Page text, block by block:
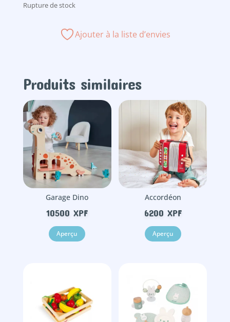
Rupture de stock
Ajouter à la liste d’envies
Produits similaires
Garage Dino
10500XPF
Aperçu
Accordéon
6200 XPF
Aperçu